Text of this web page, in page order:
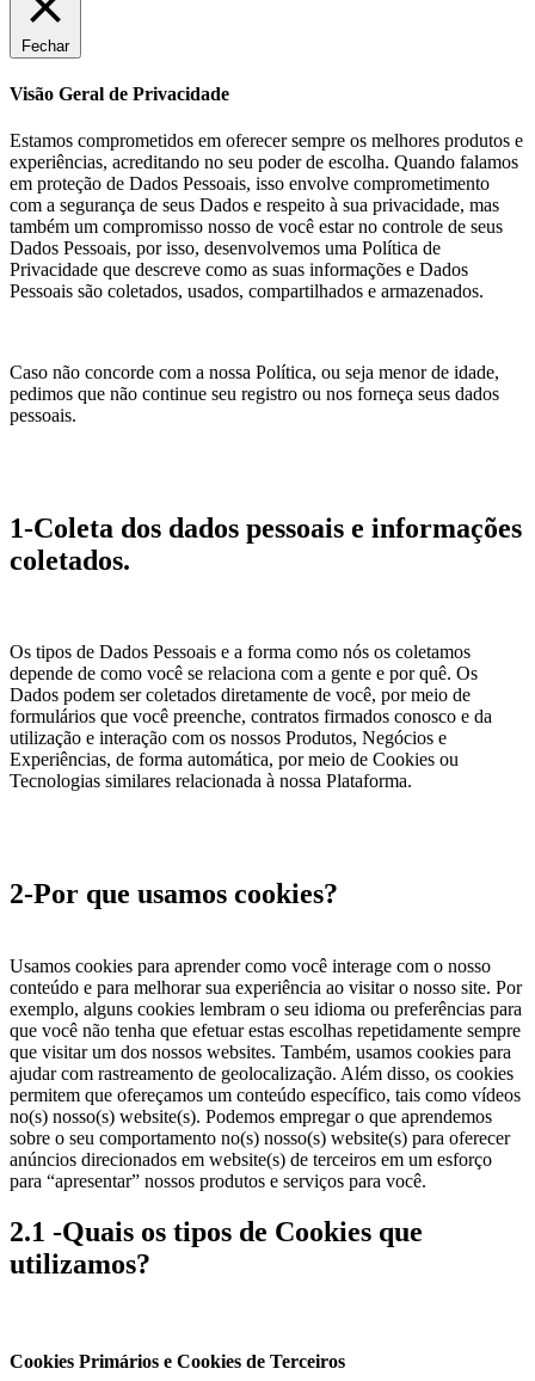
Fechar
Visão Geral de Privacidade
Estamos comprometidos em oferecer sempre os melhores produtos e
experiências, acreditando no seu poder de escolha. Quando falamos
em proteção de Dados Pessoais, isso envolve comprometimento
com a segurança de seus Dados e respeito à sua privacidade, mas
também um compromisso nosso de você estar no controle de seus
Dados Pessoais, por isso, desenvolvemos uma Política de
Privacidade que descreve como as suas informações e Dados
Pessoais são coletados, usados, compartilhados e armazenados.
Caso não concorde com a nossa Política, ou seja menor de idade,
pedimos que não continue seu registro ou nos forneça seus dados
pessoais.
1-Coleta dos dados pessoais e informações
coletados.
Os tipos de Dados Pessoais e a forma como nós os coletamos
depende de como você se relaciona com a gente e por quê. Os
Dados podem ser coletados diretamente de você, por meio de
formulários que você preenche, contratos firmados conosco e da
utilização e interação com os nossos Produtos, Negócios e
Experiências, de forma automática, por meio de Cookies ou
Tecnologias similares relacionada à nossa Plataforma.
2-Por que usamos cookies?
Usamos cookies para aprender como você interage com o nosso
conteúdo e para melhorar sua experiência ao visitar o nosso site. Por
exemplo, alguns cookies lembram o seu idioma ou preferências para
que você não tenha que efetuar estas escolhas repetidamente sempre
que visitar um dos nossos websites. Também, usamos cookies para
ajudar com rastreamento de geolocalização. Além disso, os cookies
permitem que ofereçamos um conteúdo específico, tais como vídeos
no(s) nosso(s) website(s). Podemos empregar o que aprendemos
sobre o seu comportamento no(s) nosso(s) website(s) para oferecer
anúncios direcionados em website(s) de terceiros em um esforço
para “apresentar” nossos produtos e serviços para você.
2.1 -Quais os tipos de Cookies que
utilizamos?
Cookies Primários e Cookies de Terceiros